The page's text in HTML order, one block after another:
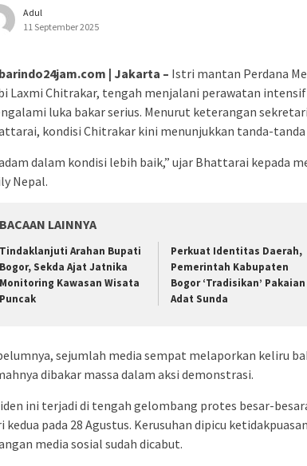
Adul
11 September 2025
| Jakarta – Istri mantan Perdana
Laxmi Chitrakar, tengah menjalani perawatan
luka bakar serius. Menurut keterangan
kondisi Chitrakar kini menunjukkan tanda-tanda
dalam kondisi lebih baik,” ujar Bhattarai kepada
Nepal.
BACAAN LAINNYA
Tindaklanjuti Arahan Bupati
Bogor, Sekda Ajat Jatnika
Monitoring Kawasan Wisata
Puncak
Perkuat Identitas Daerah,
Pemerintah Kabupaten
Bogor ‘Tradisikan’ Pakaian
Adat Sunda
sejumlah media sempat melaporkan keliru
dibakar massa dalam aksi demonstrasi.
ini terjadi di tengah gelombang protes besar-
kedua pada 28 Agustus. Kerusuhan dipicu
media sosial sudah dicabut.